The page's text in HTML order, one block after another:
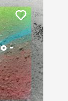
-
Liker